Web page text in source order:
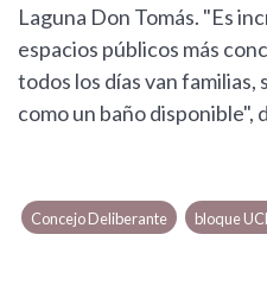
Laguna Don Tomás. "Es
espacios públicos más
todos los días van familias,
como un baño disponible",
Concejo Deliberante bloque